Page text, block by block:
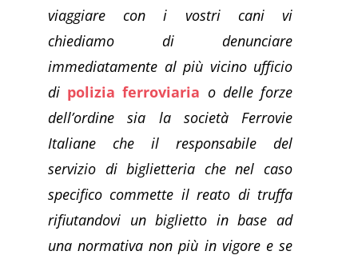
viaggiare con i vostri cani vi
chiediamo di denunciare
immediatamente al più vicino ufficio
di polizia ferroviaria o delle forze
dell’ordine sia la società Ferrovie
Italiane che il responsabile del
servizio di biglietteria che nel caso
specifico commette il reato di truffa
rifiutandovi un biglietto in base ad
una normativa non più in vigore e se